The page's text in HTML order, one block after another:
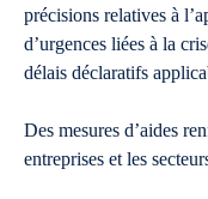
précisions relatives à
d’urgences liées à la
délais déclaratifs
Des mesures d’aides
entreprises et les